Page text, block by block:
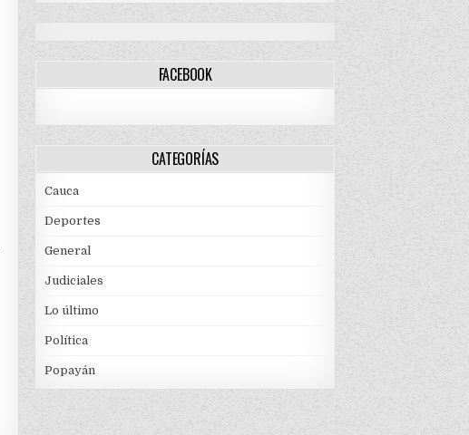
FACEBOOK
CATEGORÍAS
Cauca
Deportes
General
Judiciales
Lo último
Política
Popayán